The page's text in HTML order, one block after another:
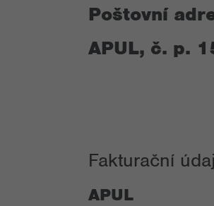
Poštovní
APUL, č. p.
Fakturační
APUL